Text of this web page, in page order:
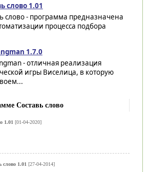
слово 1.01
слово - программа предназначена
процесса подбора
1.7.0
- отличная реализация
игры Виселица, в которую
Составь слово
1.01 [01-04-2020]
слово 1.01[27-04-2014]